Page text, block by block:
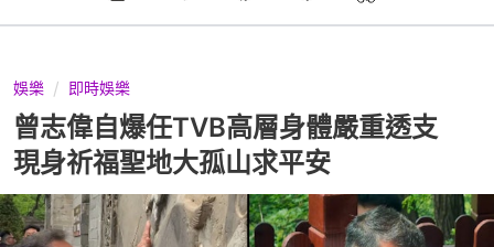
娛樂 即時娛樂
曾志偉自爆任TVB高層身體嚴重透支
現身祈福聖地大孤山求平安